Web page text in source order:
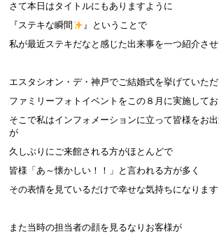
さて本日はタイトルにもありますように
『ステキな瞬間
』ということで
私が最近ステキだなと感じた出来事を一つ紹介させ
エスタシオン・デ・神戸でご結婚式を挙げていた
ファミリーフォトイベントをこの８月に実施してお
そこで私はインフォメーションに立って皆様をお
が
久しぶりにご来館される方がほとんどで
皆様「あ～懐かしい！！」と言われる方が多く
その表情を見ているだけで幸せな気持ちになりま
また当時の担当者の顔を見るなりお客様が